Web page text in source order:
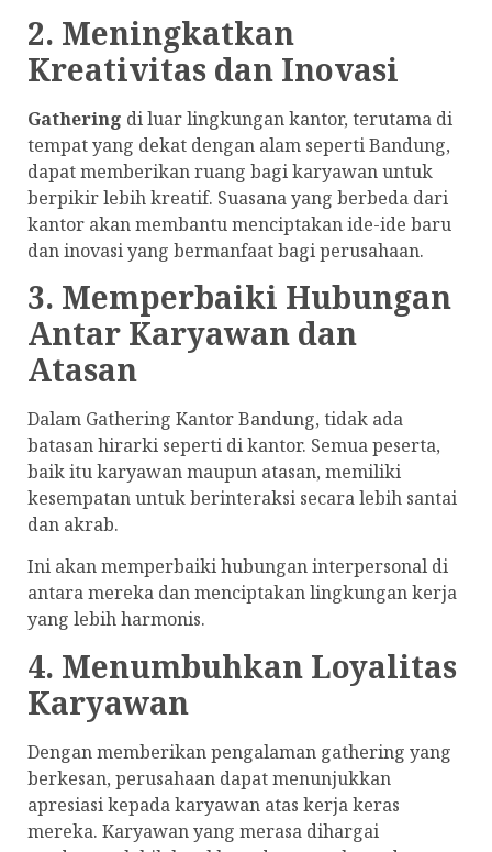
2. Meningkatkan
Kreativitas dan Inovasi
Gathering di luar lingkungan kantor, terutama di
tempat yang dekat dengan alam seperti Bandung,
dapat memberikan ruang bagi karyawan untuk
berpikir lebih kreatif. Suasana yang berbeda dari
kantor akan membantu menciptakan ide-ide baru
dan inovasi yang bermanfaat bagi perusahaan.
3. Memperbaiki Hubungan
Antar Karyawan dan
Atasan
Dalam Gathering Kantor Bandung, tidak ada
batasan hirarki seperti di kantor. Semua peserta,
baik itu karyawan maupun atasan, memiliki
kesempatan untuk berinteraksi secara lebih santai
dan akrab.
Ini akan memperbaiki hubungan interpersonal di
antara mereka dan menciptakan lingkungan kerja
yang lebih harmonis.
4. Menumbuhkan Loyalitas
Karyawan
Dengan memberikan pengalaman gathering yang
berkesan, perusahaan dapat menunjukkan
apresiasi kepada karyawan atas kerja keras
mereka. Karyawan yang merasa dihargai